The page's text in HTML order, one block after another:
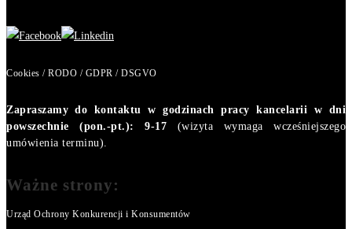
Cookies / RODO / GDPR / DSGVO
Zapraszamy do kontaktu w godzinach pracy kancelarii w dni
powszechnie (pon.-pt.): 9-17 (wizyta wymaga wcześniejszego
umówienia terminu).
Ważne strony:
Urząd Ochrony Konkurencji i Konsumentów